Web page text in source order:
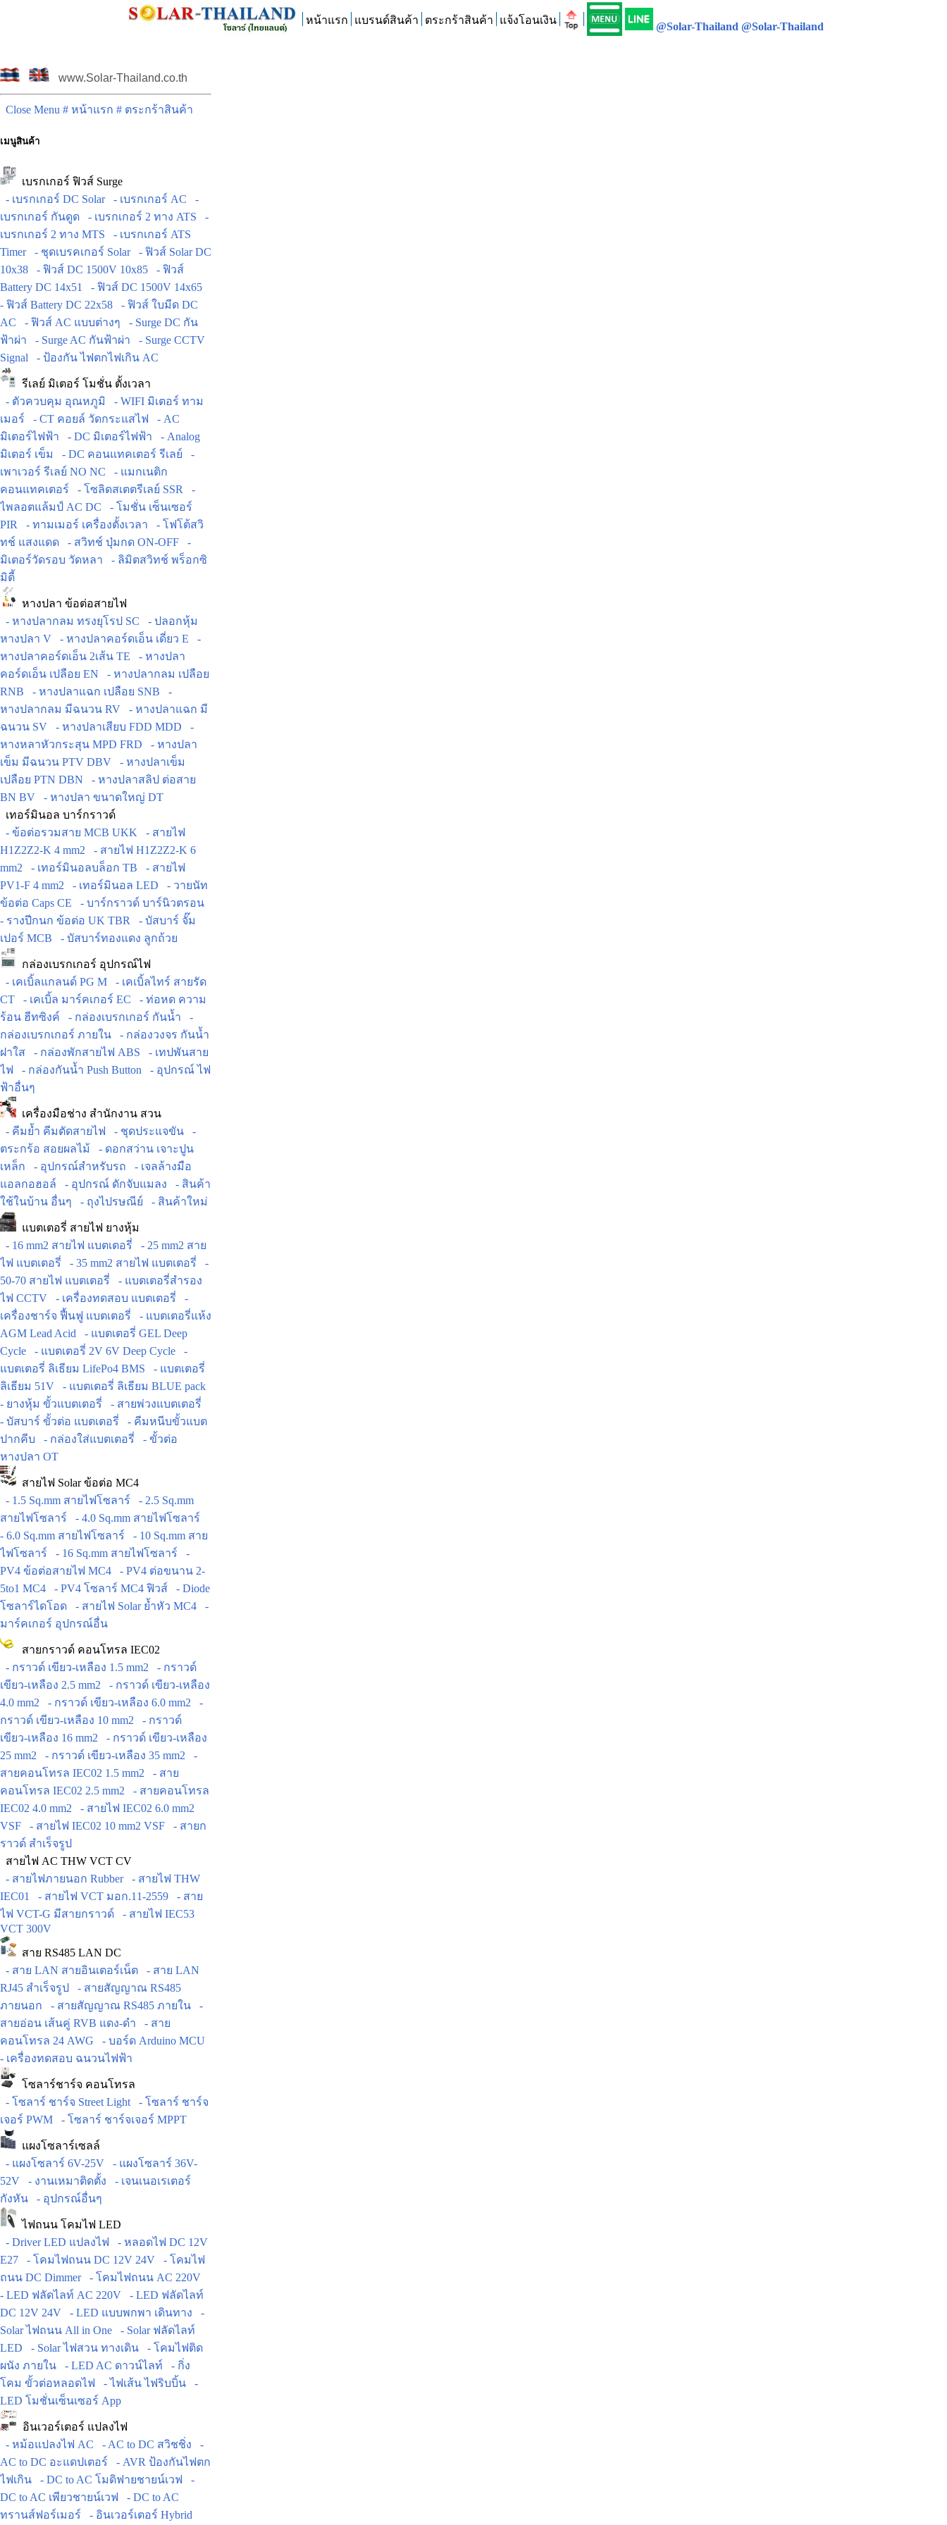
หน้าแรก แบรนด์สินค้า ตระกร้าสินค้า แจ้งโอนเงิน
@Solar-Thailand @Solar-Thailand
www.Solar-Thailand.co.th
Close Menu # หน้าแรก # ตระกร้าสินค้า
เมนูสินค้า
เบรกเกอร์ ฟิวส์ Surge
- เบรกเกอร์ DC Solar
- เบรกเกอร์ AC
-
เบรกเกอร์ กันดูด
- เบรกเกอร์ 2 ทาง ATS
-
เบรกเกอร์ 2 ทาง MTS
- เบรกเกอร์ ATS
Timer
- ชุดเบรคเกอร์ Solar
- ฟิวส์ Solar DC
10x38
- ฟิวส์ DC 1500V 10x85
- ฟิวส์
Battery DC 14x51
- ฟิวส์ DC 1500V 14x65
- ฟิวส์ Battery DC 22x58
- ฟิวส์ ใบมีด DC
AC
- ฟิวส์ AC แบบต่างๆ
- Surge DC กัน
ฟ้าผ่า
- Surge AC กันฟ้าผ่า
- Surge CCTV
Signal
- ป้องกัน ไฟตกไฟเกิน AC
รีเลย์ มิเตอร์ โมชั่น ตั้งเวลา
- ตัวควบคุม อุณหภูมิ
- WIFI มิเตอร์ ทาม
เมอร์
- CT คอยล์ วัดกระแสไฟ
- AC
มิเตอร์ไฟฟ้า
- DC มิเตอร์ไฟฟ้า
- Analog
มิเตอร์ เข็ม
- DC คอนแทคเตอร์ รีเลย์
-
เพาเวอร์ รีเลย์ NO NC
- แมกเนติก
คอนแทคเตอร์
- โซลิดสเตตรีเลย์ SSR
-
ไพลอตแล้มป์ AC DC
- โมชั่น เซ็นเซอร์
PIR
- ทามเมอร์ เครื่องตั้งเวลา
- โฟโต้สวิ
ทช์ แสงแดด
- สวิทช์ ปุ่มกด ON-OFF
-
มิเตอร์วัดรอบ วัดหลา
- ลิมิตสวิทช์ พร็อกซิ
มิตี้
หางปลา ข้อต่อสายไฟ
- หางปลากลม ทรงยุโรป SC
- ปลอกหุ้ม
หางปลา V
- หางปลาคอร์ดเอ็น เดี่ยว E
-
หางปลาคอร์ดเอ็น 2เส้น TE
- หางปลา
คอร์ดเอ็น เปลือย EN
- หางปลากลม เปลือย
RNB
- หางปลาแฉก เปลือย SNB
-
หางปลากลม มีฉนวน RV
- หางปลาแฉก มี
ฉนวน SV
- หางปลาเสียบ FDD MDD
-
หางหลาหัวกระสุน MPD FRD
- หางปลา
เข็ม มีฉนวน PTV DBV
- หางปลาเข็ม
เปลือย PTN DBN
- หางปลาสลิป ต่อสาย
BN BV
- หางปลา ขนาดใหญ่ DT
เทอร์มินอล บาร์กราวด์
- ข้อต่อรวมสาย MCB UKK
- สายไฟ
H1Z2Z2-K 4 mm2
- สายไฟ H1Z2Z2-K 6
mm2
- เทอร์มินอลบล็อก TB
- สายไฟ
PV1-F 4 mm2
- เทอร์มินอล LED
- วายนัท
ข้อต่อ Caps CE
- บาร์กราวด์ บาร์นิวตรอน
- รางปีกนก ข้อต่อ UK TBR
- บัสบาร์ จั๊ม
เปอร์ MCB
- บัสบาร์ทองแดง ลูกถ้วย
กล่องเบรกเกอร์ อุปกรณ์ไฟ
- เคเบิ้ลแกลนด์ PG M
- เคเบิ้ลไทร์ สายรัด
CT
- เคเบิ้ล มาร์คเกอร์ EC
- ท่อหด ความ
ร้อน ฮีทซิงค์
- กล่องเบรกเกอร์ กันน้ำ
-
กล่องเบรกเกอร์ ภายใน
- กล่องวงจร กันน้ำ
ฝาใส
- กล่องพักสายไฟ ABS
- เทปพันสาย
ไฟ
- กล่องกันน้ำ Push Button
- อุปกรณ์ ไฟ
ฟ้าอื่นๆ
เครื่องมือช่าง สำนักงาน สวน
- คีมย้ำ คีมตัดสายไฟ
- ชุดประแจขัน
-
ตระกร้อ สอยผลไม้
- ดอกสว่าน เจาะปูน
เหล็ก
- อุปกรณ์สำหรับรถ
- เจลล้างมือ
แอลกอฮอล์
- อุปกรณ์ ดักจับแมลง
- สินค้า
ใช้ในบ้าน อื่นๆ
- ถุงไปรษณีย์ - สินค้าใหม่
แบตเตอรี่ สายไฟ ยางหุ้ม
- 16 mm2 สายไฟ แบตเตอรี่
- 25 mm2 สาย
ไฟ แบตเตอรี่
- 35 mm2 สายไฟ แบตเตอรี่
-
50-70 สายไฟ แบตเตอรี่
- แบตเตอรี่สำรอง
ไฟ CCTV
- เครื่องทดสอบ แบตเตอรี่
-
เครื่องชาร์จ ฟื้นฟู แบตเตอรี่
- แบตเตอรี่แห้ง
AGM Lead Acid
- แบตเตอรี่ GEL Deep
Cycle
- แบตเตอรี่ 2V 6V Deep Cycle
-
แบตเตอรี่ ลิเธียม LifePo4 BMS
- แบตเตอรี่
ลิเธียม 51V
- แบตเตอรี่ ลิเธียม BLUE pack
- ยางหุ้ม ขั้วแบตเตอรี่
- สายพ่วงแบตเตอรี่
- บัสบาร์ ขั้วต่อ แบตเตอรี่
- คีมหนีบขั้วแบต
ปากคีบ
- กล่องใส่แบตเตอรี่
- ขั้วต่อ
หางปลา OT
สายไฟ Solar ข้อต่อ MC4
- 1.5 Sq.mm สายไฟโซลาร์
- 2.5 Sq.mm
สายไฟโซลาร์
- 4.0 Sq.mm สายไฟโซลาร์
- 6.0 Sq.mm สายไฟโซลาร์
- 10 Sq.mm สาย
ไฟโซลาร์
- 16 Sq.mm สายไฟโซลาร์
-
PV4 ข้อต่อสายไฟ MC4
- PV4 ต่อขนาน 2-
5to1 MC4
- PV4 โซลาร์ MC4 ฟิวส์
- Diode
โซลาร์ไดโอด
- สายไฟ Solar ย้ำหัว MC4
-
มาร์คเกอร์ อุปกรณ์อื่น
สายกราวด์ คอนโทรล IEC02
- กราวด์ เขียว-เหลือง 1.5 mm2
- กราวด์
เขียว-เหลือง 2.5 mm2
- กราวด์ เขียว-เหลือง
4.0 mm2
- กราวด์ เขียว-เหลือง 6.0 mm2
-
กราวด์ เขียว-เหลือง 10 mm2
- กราวด์
เขียว-เหลือง 16 mm2
- กราวด์ เขียว-เหลือง
25 mm2
- กราวด์ เขียว-เหลือง 35 mm2
-
สายคอนโทรล IEC02 1.5 mm2
- สาย
คอนโทรล IEC02 2.5 mm2
- สายคอนโทรล
IEC02 4.0 mm2
- สายไฟ IEC02 6.0 mm2
VSF
- สายไฟ IEC02 10 mm2 VSF
- สายก
ราวด์ สำเร็จรูป
สายไฟ AC THW VCT CV
- สายไฟภายนอก Rubber
- สายไฟ THW
IEC01
- สายไฟ VCT มอก.11-2559
- สาย
ไฟ VCT-G มีสายกราวด์
- สายไฟ IEC53
VCT 300V
สาย RS485 LAN DC
- สาย LAN สายอินเตอร์เน็ต
- สาย LAN
RJ45 สำเร็จรูป
- สายสัญญาณ RS485
ภายนอก
- สายสัญญาณ RS485 ภายใน
-
สายอ่อน เส้นคู่ RVB แดง-ดำ
- สาย
คอนโทรล 24 AWG
- บอร์ด Arduino MCU
- เครื่องทดสอบ ฉนวนไฟฟ้า
โซลาร์ชาร์จ คอนโทรล
- โซลาร์ ชาร์จ Street Light
- โซลาร์ ชาร์จ
เจอร์ PWM
- โซลาร์ ชาร์จเจอร์ MPPT
แผงโซลาร์เซลล์
- แผงโซลาร์ 6V-25V
- แผงโซลาร์ 36V-
52V
- งานเหมาติดตั้ง
- เจนเนอเรเตอร์
กังหัน
- อุปกรณ์อื่นๆ
ไฟถนน โคมไฟ LED
- Driver LED แปลงไฟ
- หลอดไฟ DC 12V
E27
- โคมไฟถนน DC 12V 24V
- โคมไฟ
ถนน DC Dimmer
- โคมไฟถนน AC 220V
- LED ฟลัดไลท์ AC 220V
- LED ฟลัดไลท์
DC 12V 24V
- LED แบบพกพา เดินทาง
-
Solar ไฟถนน All in One
- Solar ฟลัดไลท์
LED
- Solar ไฟสวน ทางเดิน
- โคมไฟติด
ผนัง ภายใน
- LED AC ดาวน์ไลท์
- กิ่ง
โคม ขั้วต่อหลอดไฟ
- ไฟเส้น ไฟริบบิ้น
-
LED โมชั่นเซ็นเซอร์ App
อินเวอร์เตอร์ แปลงไฟ
- หม้อแปลงไฟ AC
- AC to DC สวิชชิ่ง
-
AC to DC อะแดปเตอร์
- AVR ป้องกันไฟตก
ไฟเกิน
- DC to AC โมดิฟายชายน์เวฟ
-
DC to AC เพียวชายน์เวฟ
- DC to AC
ทรานส์ฟอร์เมอร์
- อินเวอร์เตอร์ Hybrid